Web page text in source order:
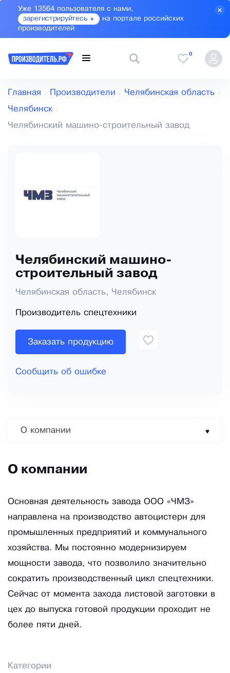
Уже 13564 пользователя с нами,
зарегистрируйтесь
на портале российских
производителей
0
Главная Производители Челябинская область
Челябинск
Челябинский машино-строительный завод
Челябинский машино-
строительный завод
Челябинская область, Челябинск
Производитель спецтехники
Заказать продукцию
Сообщить об ошибке
О компании
О компании
Основная деятельность завода ООО «ЧМЗ»
направлена на производство автоцистерн для
промышленных предприятий и коммунального
хозяйства. Мы постоянно модернизируем
мощности завода, что позволило значительно
сократить производственный цикл спецтехники.
Сейчас от момента захода листовой заготовки в
цех до выпуска готовой продукции проходит не
более пяти дней.
Категории